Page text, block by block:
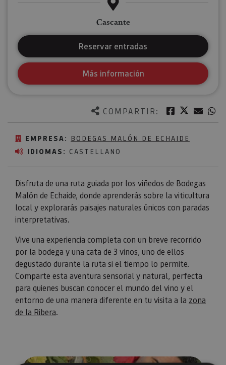
COMPARTIR: Facebook
Twitter
EMPRESA: BODEGAS MALÓN DE ECHAIDE
IDIOMAS: CASTELLANO
Disfruta de una ruta guiada por los viñedos de Bodegas
Malón de Echaide, donde aprenderás sobre la viticultura
local y explorarás paisajes naturales únicos con paradas
interpretativas.
Vive una experiencia completa con un breve recorrido
por la bodega y una cata de 3 vinos, uno de ellos
degustado durante la ruta si el tiempo lo permite.
Comparte esta aventura sensorial y natural, perfecta
para quienes buscan conocer el mundo del vino y el
entorno de una manera diferente en tu visita a la zona
de la Ribera.
Cascante
Reservar entradas
Más información